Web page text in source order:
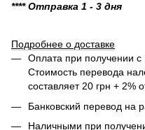
**** Отправка 1 - 3 дня
Подробнее о доставке
Оплата при получении с
Стоимость перевода
составляет 20 грн + 2%
Банковский перевод на
Наличными при